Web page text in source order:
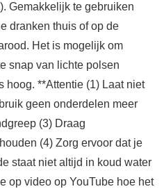
Gemakkelijk te gebruiken
dranken thuis of op de
Het is mogelijk om
snap van lichte polsen
hoog. **Attentie (1) Laat niet
geen onderdelen meer
(3) Draag
(4) Zorg ervoor dat je
staat niet altijd in koud water
op video op YouTube hoe het